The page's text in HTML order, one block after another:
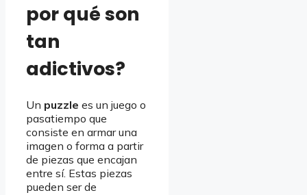
por qué son
tan
adictivos?
Un puzzle es un juego o
pasatiempo que
consiste en armar una
imagen o forma a partir
de piezas que encajan
entre sí. Estas piezas
pueden ser de